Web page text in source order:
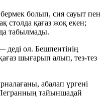
болып, сия сауыт пен
столда қағаз жоқ екен;
табылмады.
ол. Бешпентінің
шығарып алып, тез-тез
абалап үргені
Легранның тайыншадай